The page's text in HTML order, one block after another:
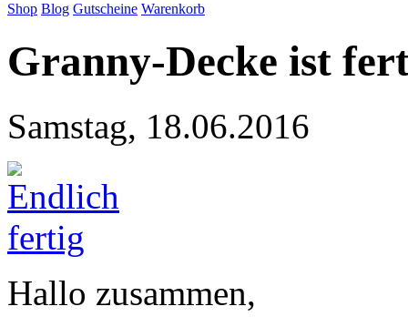
Shop Blog Gutscheine Warenkorb
Granny-Decke ist
Samstag, 18.06.2016
Hallo zusammen,